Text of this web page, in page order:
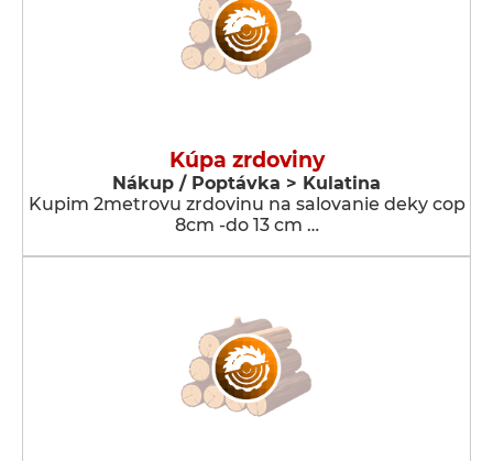
Kúpa zrdoviny
Nákup / Poptávka > Kulatina
Kupim 2metrovu zrdovinu na salovanie deky cop
8cm -do 13 cm …